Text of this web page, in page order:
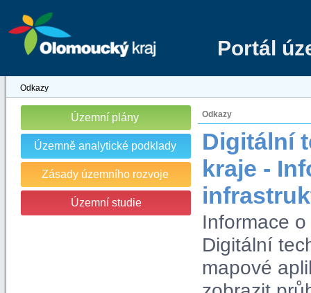
Portál
Odkazy
Územní plány
Územně analytické podklady
Zásady územního rozvoje
Územní studie
Odkazy
Digitální
kraje -
Informace
Digitální
mapové